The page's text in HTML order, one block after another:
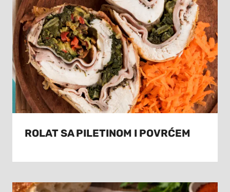
ROLAT SA PILETINOM I POVRĆEM